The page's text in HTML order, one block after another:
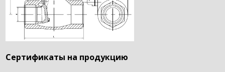
Сертификаты на продукцию